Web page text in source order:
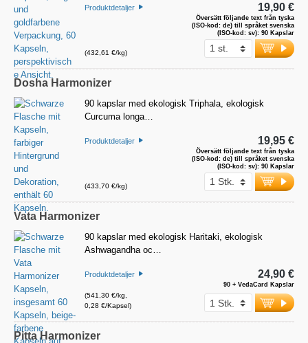
Produktdetaljer
(432,61 €/kg)
Översätt följande text från tyska
(ISO-kod: de) till språket svenska
(ISO-kod: sv): 90 Kapslar
19,90 €
Dosha Harmonizer
90 kapslar med ekologisk Triphala, ekologisk
Curcuma longa…
Produktdetaljer
(433,70 €/kg)
Översätt följande text från tyska
(ISO-kod: de) till språket svenska
(ISO-kod: sv): 90 Kapslar
19,95 €
Vata Harmonizer
90 kapslar med ekologisk Haritaki, ekologisk
Ashwagandha oc…
Produktdetaljer
(541,30 €/kg,
0,28 €/Kapsel)
90 + VedaCard Kapslar
24,90 €
Pitta Harmonizer